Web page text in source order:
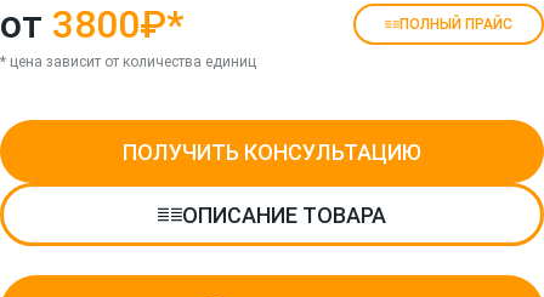
от 3800₽* ПОЛНЫЙ ПРАЙС
* цена зависит от количества единиц
ПОЛУЧИТЬ КОНСУЛЬТАЦИЮ
ОПИСАНИЕ ТОВАРА